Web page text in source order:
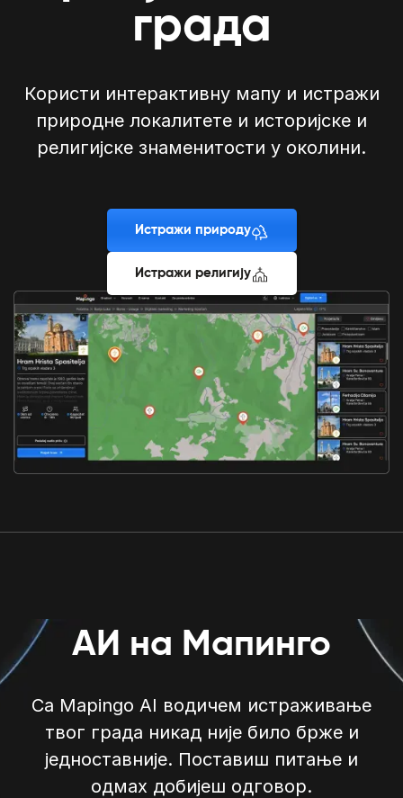
града
Користи интерактивну мапу и истражи
природне локалитете и историјске и
религијске знаменитости у околини.
Истражи природу
Истражи религију
АИ на Мапинго
Са Mapingo AI водичем истраживање
твог града никад није било брже и
једноставније. Поставиш питање и
одмах добијеш одговор.